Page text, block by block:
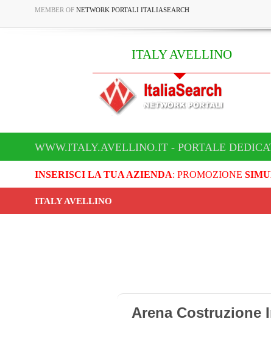
MEMBER OF NETWORK PORTALI ITALIASEARCH
ITALY AVELLINO
WWW.ITALY.AVELLINO.IT - PORTALE
INSERISCI LA TUA AZIENDA: PROMOZIONE
ITALY AVELLINO
Arena Costruzione